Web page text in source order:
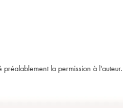
la permission à l'auteur.